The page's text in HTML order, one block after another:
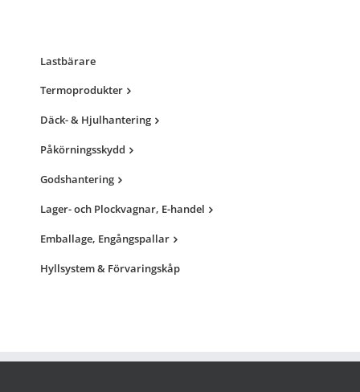
Lastbärare
Termoprodukter
Däck- & Hjulhantering
Påkörningsskydd
Godshantering
Lager- och Plockvagnar, E-handel
Emballage, Engångspallar
Hyllsystem & Förvaringskåp